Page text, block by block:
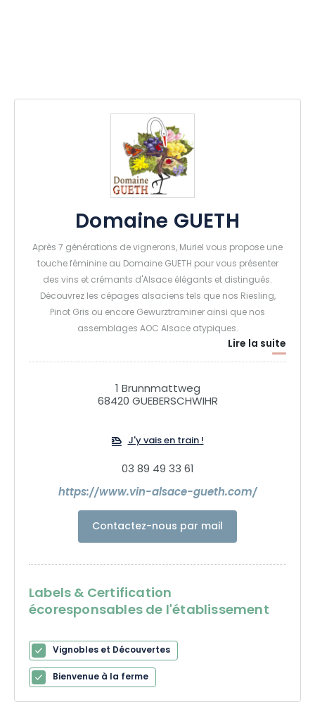
Domaine GUETH
Après 7 générations de vignerons, Muriel vous propose une
touche féminine au Domaine GUETH pour vous présenter
des vins et crémants d'Alsace élégants et distingués.
Découvrez les cépages alsaciens tels que nos Riesling,
Pinot Gris ou encore Gewurztraminer ainsi que nos
assemblages AOC Alsace atypiques.
Lire la suite
1 Brunnmattweg
68420 GUEBERSCHWIHR
J'y vais en train !
03 89 49 33 61
https://www.vin-alsace-gueth.com/
Contactez-nous par mail
Labels & Certification
écoresponsables de l'établissement
Vignobles et Découvertes
Bienvenue à la ferme